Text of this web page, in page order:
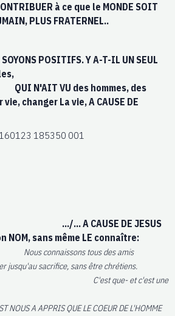
à ce que le MONDE SOIT
PLUS FRATERNEL..
Y A-T-IL UN SEUL
des hommes, des
changer La vie, A CAUSE DE
DE JESUS
NOM, sans même LE connaître:
Nous connaissons tous des amis
jusqu'au sacrifice, sans être chrétiens.
et c'est une
QUE LE COEUR DE L'HOMME